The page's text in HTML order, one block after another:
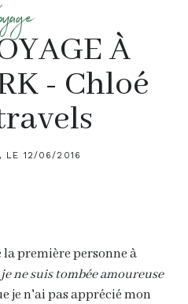
À
- Chloé
LE 12/06/2016
première personne à
ne suis tombée amoureuse
je n'ai pas apprécié mon